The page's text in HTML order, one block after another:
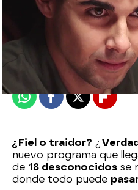
Eire García
Publicado:20 de
WhatsappFacebook
X
¿Fiel o traidor? ¿ Verdad
nuevo programa que
de 18 desconocidos se
donde todo puede